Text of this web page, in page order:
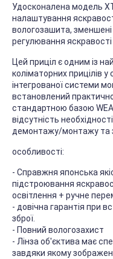
Удосконалена модель
налаштування
вологозашита, зменшені
регулювання
Цей приціл є одним із
коліматорних прицілів у
інтегрованої системи
встановлений
стандартною базою
відсутність
демонтажу/монтажу та
особливості:
- Справжня японська
підстроювання
освітлення + ручне
- довічна гарантія при
зброї.
- Повний вологозахист
- Лінза об'єктива має
завдяки якому